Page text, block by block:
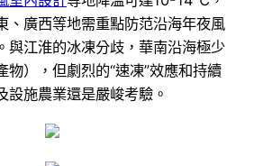
、廣西等地需重點防范沿海年夜風
與江淮的冰凍分歧，華南沿海極少
物），但劇烈的“速凍”效應和持續
設施農業還是嚴峻考驗。